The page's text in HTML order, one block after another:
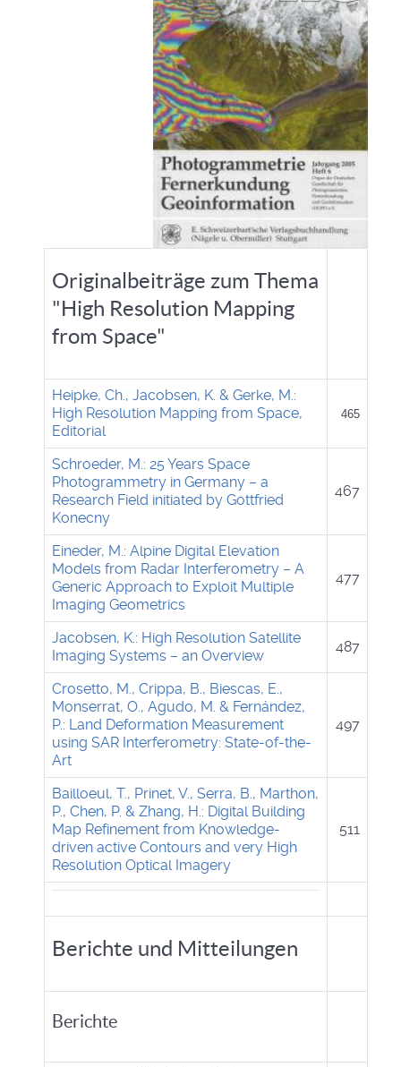
Originalbeiträge zum Thema
"High Resolution Mapping
from Space"
Heipke, Ch., Jacobsen, K. & Gerke, M.:
High Resolution Mapping from Space,
Editorial
465
Schroeder, M.: 25 Years Space
Photogrammetry in Germany – a
Research Field initiated by Gottfried
Konecny
467
Eineder, M.: Alpine Digital Elevation
Models from Radar Interferometry – A
Generic Approach to Exploit Multiple
Imaging Geometrics
477
Jacobsen, K.: High Resolution Satellite
Imaging Systems – an Overview
487
Crosetto, M., Crippa, B., Biescas, E.,
Monserrat, O., Agudo, M. & Fernández,
P.: Land Deformation Measurement
using SAR Interferometry: State-of-the-
Art
497
Bailloeul, T., Prinet, V., Serra, B., Marthon,
P., Chen, P. & Zhang, H.: Digital Building
Map Refinement from Knowledge-
driven active Contours and very High
Resolution Optical Imagery
511
Berichte und Mitteilungen
Berichte